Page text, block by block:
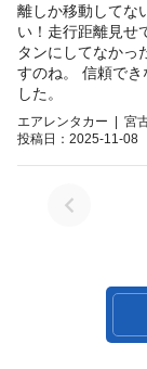
離しか移動してな
い！走行距離見せ
タンにしてなかっ
すのね。 信頼で
した。
エアレンタカー | 宮
投稿日：2025-11-08